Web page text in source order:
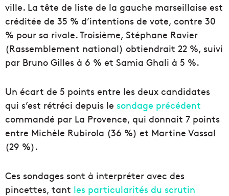
ville. La tête de liste de la gauche marseillaise est
créditée de 35 % d’intentions de vote, contre 30
% pour sa rivale. Troisième, Stéphane Ravier
(Rassemblement national) obtiendrait 22 %, suivi
par Bruno Gilles à 6 % et Samia Ghali à 5 %.
Un écart de 5 points entre les deux candidates
qui s’est rétréci depuis le sondage précédent
commandé par La Provence, qui donnait 7 points
entre Michèle Rubirola (36 %) et Martine Vassal
(29 %).
Ces sondages sont à interpréter avec des
pincettes, tant les particularités du scrutin